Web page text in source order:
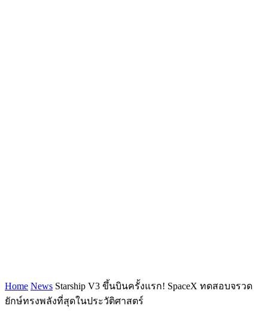
Home News Starship V3 ขึ้นบินครั้งแรก! SpaceX ทดสอบจรวด
ยักษ์ทรงพลังที่สุดในประวัติศาสตร์